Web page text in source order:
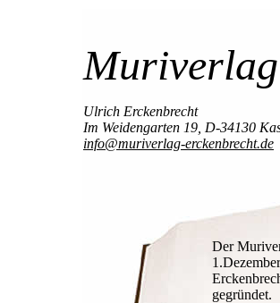
Muriverlag
Ulrich Erckenbrecht
Im Weidengarten 19, D-34130
info@muriverlag-erckenbrecht.de
Der
gegründet.